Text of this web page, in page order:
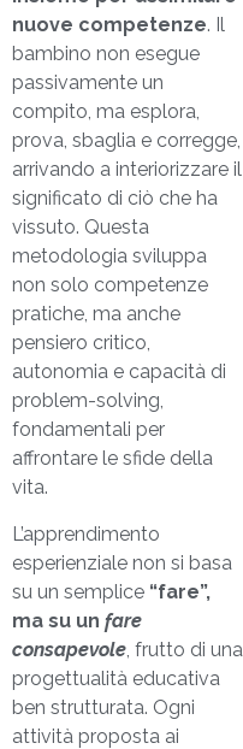
nuove competenze. Il
bambino non esegue
passivamente un
compito, ma esplora,
prova, sbaglia e corregge,
arrivando a interiorizzare il
significato di ciò che ha
vissuto. Questa
metodologia sviluppa
non solo competenze
pratiche, ma anche
pensiero critico,
autonomia e capacità di
problem-solving,
fondamentali per
affrontare le sfide della
vita.
L’apprendimento
esperienziale non si basa
su un semplice “fare”,
ma su un fare
consapevole , frutto di una
progettualità educativa
ben strutturata. Ogni
attività proposta ai